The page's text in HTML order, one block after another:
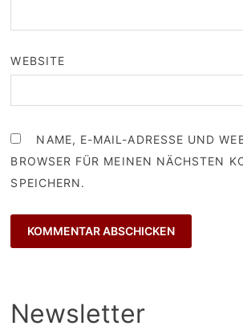
WEBSITE
NAME, E-MAIL-ADRESSE UND
BROWSER FÜR MEINEN NÄCHSTEN
SPEICHERN.
Newsletter